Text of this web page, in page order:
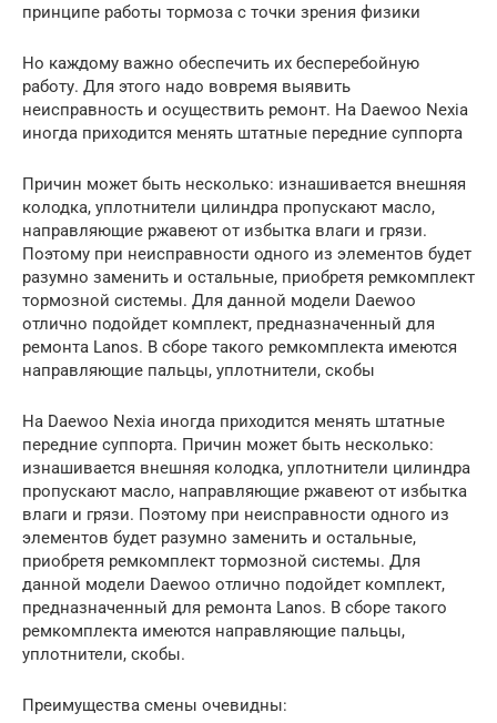
принципе работы тормоза с точки зрения физики
Но каждому важно обеспечить их бесперебойную
работу. Для этого надо вовремя выявить
неисправность и осуществить ремонт. На Daewoo Nexia
иногда приходится менять штатные передние суппорта
Причин может быть несколько: изнашивается внешняя
колодка, уплотнители цилиндра пропускают масло,
направляющие ржавеют от избытка влаги и грязи.
Поэтому при неисправности одного из элементов будет
разумно заменить и остальные, приобретя ремкомплект
тормозной системы. Для данной модели Daewoo
отлично подойдет комплект, предназначенный для
ремонта Lanos. В сборе такого ремкомплекта имеются
направляющие пальцы, уплотнители, скобы
На Daewoo Nexia иногда приходится менять штатные
передние суппорта. Причин может быть несколько:
изнашивается внешняя колодка, уплотнители цилиндра
пропускают масло, направляющие ржавеют от избытка
влаги и грязи. Поэтому при неисправности одного из
элементов будет разумно заменить и остальные,
приобретя ремкомплект тормозной системы. Для
данной модели Daewoo отлично подойдет комплект,
предназначенный для ремонта Lanos. В сборе такого
ремкомплекта имеются направляющие пальцы,
уплотнители, скобы.
Преимущества смены очевидны: